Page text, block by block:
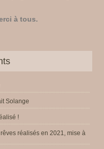
à tous.
Solange
!
réalisés en 2021, mise à